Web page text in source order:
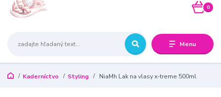
Menu
0
Kaderníctvo Styling NiaMh Lak na vlasy x-treme 500ml